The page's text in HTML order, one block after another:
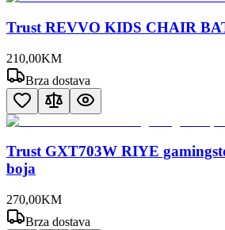
Trust REVVO KIDS CHAIR
210,00KM
Brza dostava
Trust GXT703W RIYE
boja
270,00KM
Brza dostava